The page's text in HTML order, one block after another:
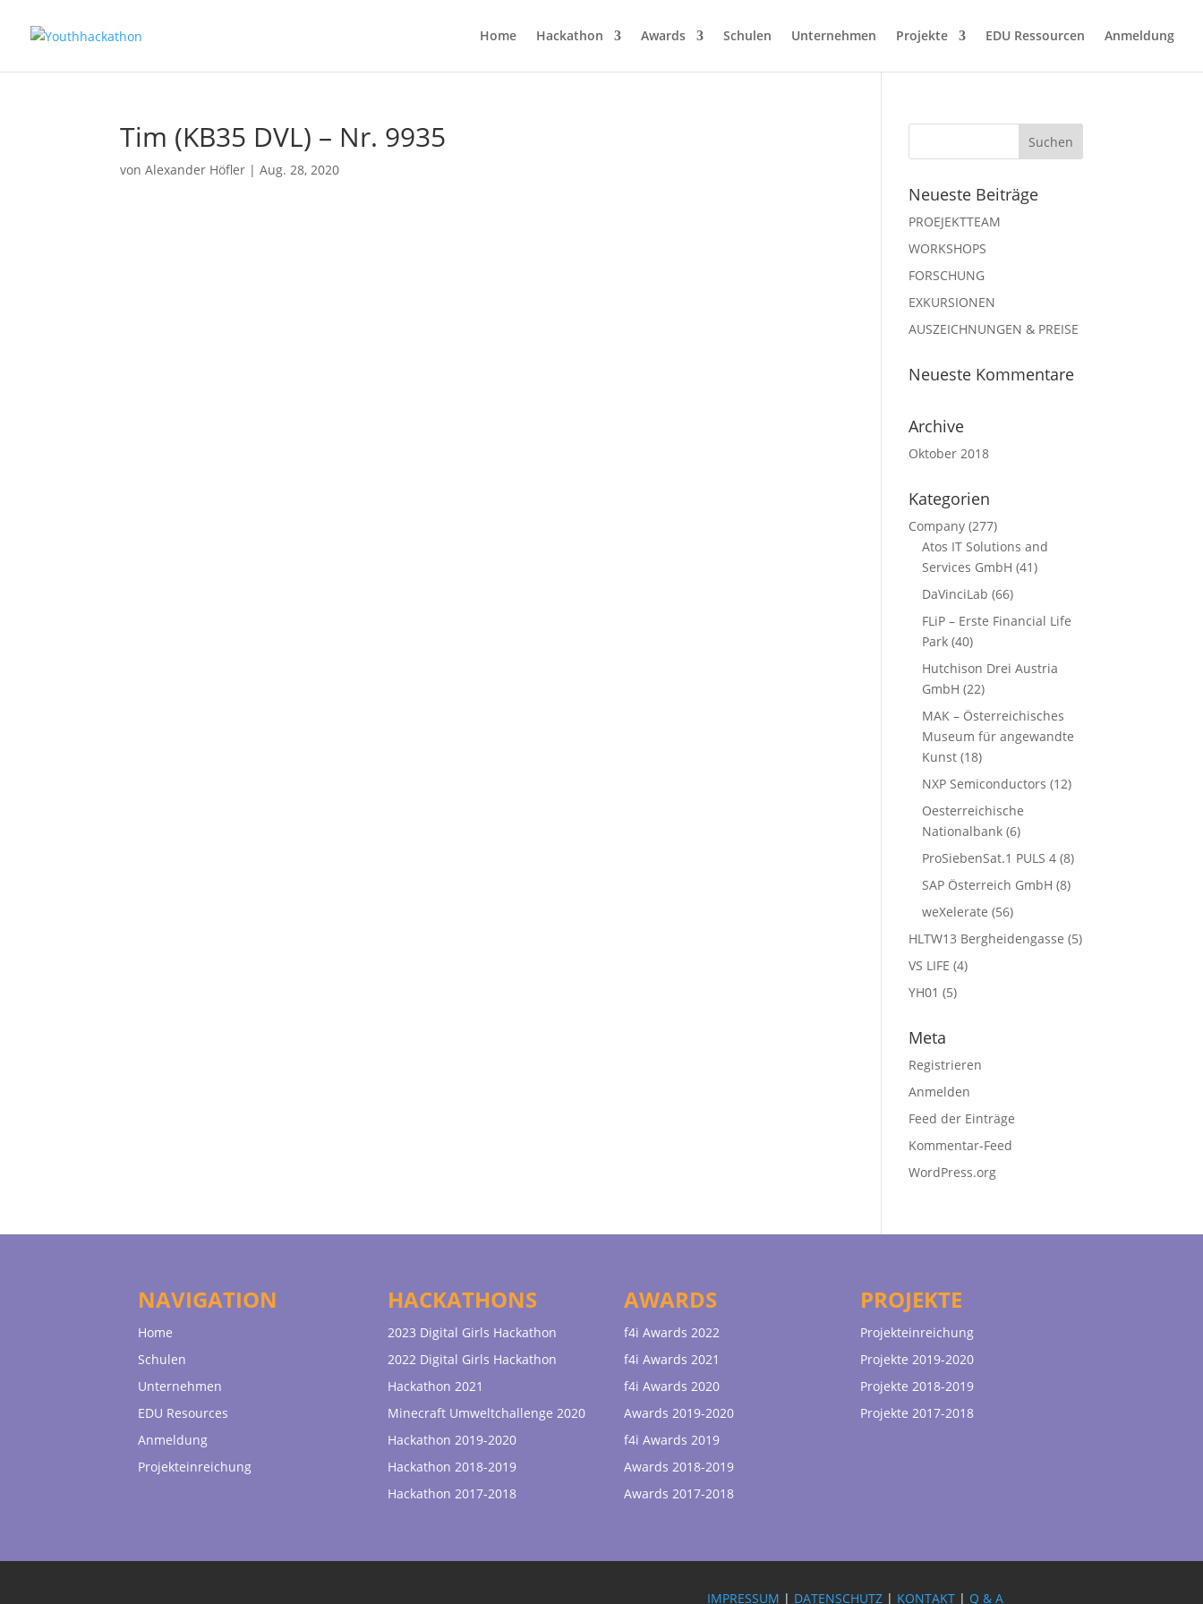
Home Hackathon Awards Schulen Unternehmen Projekte EDU Ressourcen Anmeldung
Tim (KB35 DVL) – Nr. 9935
vonAlexander Höfler |Aug. 28, 2020
Neueste Beiträge
PROEJEKTTEAM
WORKSHOPS
FORSCHUNG
EXKURSIONEN
AUSZEICHNUNGEN & PREISE
Neueste Kommentare
Archive
Oktober 2018
Kategorien
Company (277)
Atos IT Solutions and
Services GmbH (41)
DaVinciLab (66)
FLiP – Erste Financial Life
Park (40)
Hutchison Drei Austria
GmbH (22)
MAK – Österreichisches
Museum für angewandte
Kunst (18)
NXP Semiconductors (12)
Oesterreichische
Nationalbank (6)
ProSiebenSat.1 PULS 4 (8)
SAP Österreich GmbH (8)
weXelerate (56)
HLTW13 Bergheidengasse (5)
VS LIFE (4)
YH01 (5)
Meta
Registrieren
Anmelden
Feed der Einträge
Kommentar-Feed
WordPress.org
NAVIGATION
Home
Schulen
Unternehmen
EDU Resources
Anmeldung
Projekteinreichung
HACKATHONS
2023 Digital Girls Hackathon
2022 Digital Girls Hackathon
Hackathon 2021
Minecraft Umweltchallenge 2020
Hackathon 2019-2020
Hackathon 2018-2019
Hackathon 2017-2018
AWARDS
f4i Awards 2022
f4i Awards 2021
f4i Awards 2020
Awards 2019-2020
f4i Awards 2019
Awards 2018-2019
Awards 2017-2018
PROJEKTE
Projekteinreichung
Projekte 2019-2020
Projekte 2018-2019
Projekte 2017-2018
IMPRESSUM | DATENSCHUTZ | KONTAKT | Q & A